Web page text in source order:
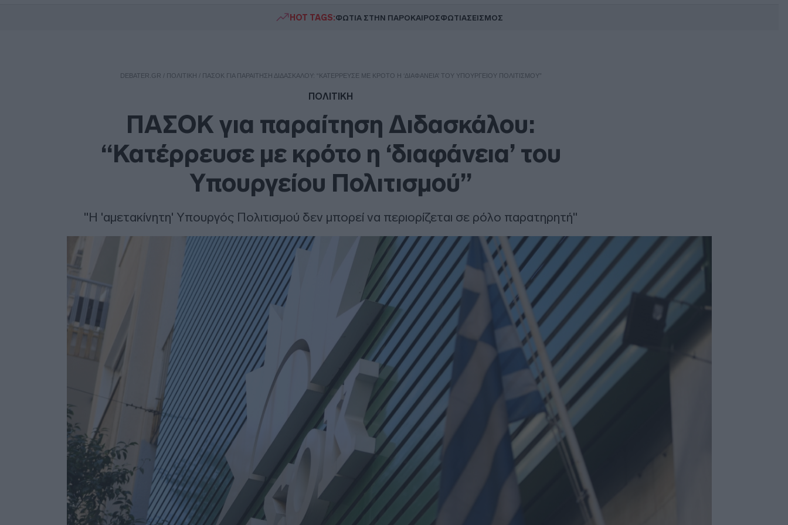
HOT TAGS:ΦΩΤΙΑ ΣΤΗΝ ΠΑΡΟΚΑΙΡΟΣΦΩΤΙΑΣΕΙΣΜΟΣ
DEBATER.GR / ΠΟΛΙΤΙΚΗ / ΠΑΣΟΚ ΓΙΑ ΠΑΡΑΊΤΗΣΗ ΔΙΔΑΣΚΆΛΟΥ: “ΚΑΤΈΡΡΕΥΣΕ ΜΕ ΚΡΌΤΟ Η ‘ΔΙΑΦΆΝΕΙΑ’ ΤΟΥ ΥΠΟΥΡΓΕΊΟΥ ΠΟΛΙΤΙΣΜΟΎ”
ΠΟΛΙΤΙΚΗ
ΠΑΣΟΚ για παραίτηση Διδασκάλου:
“Κατέρρευσε με κρότο η ‘διαφάνεια’ του
Υπουργείου Πολιτισμού”
"Η 'αμετακίνητη' Υπουργός Πολιτισμού δεν μπορεί να περιορίζεται σε ρόλο παρατηρητή"